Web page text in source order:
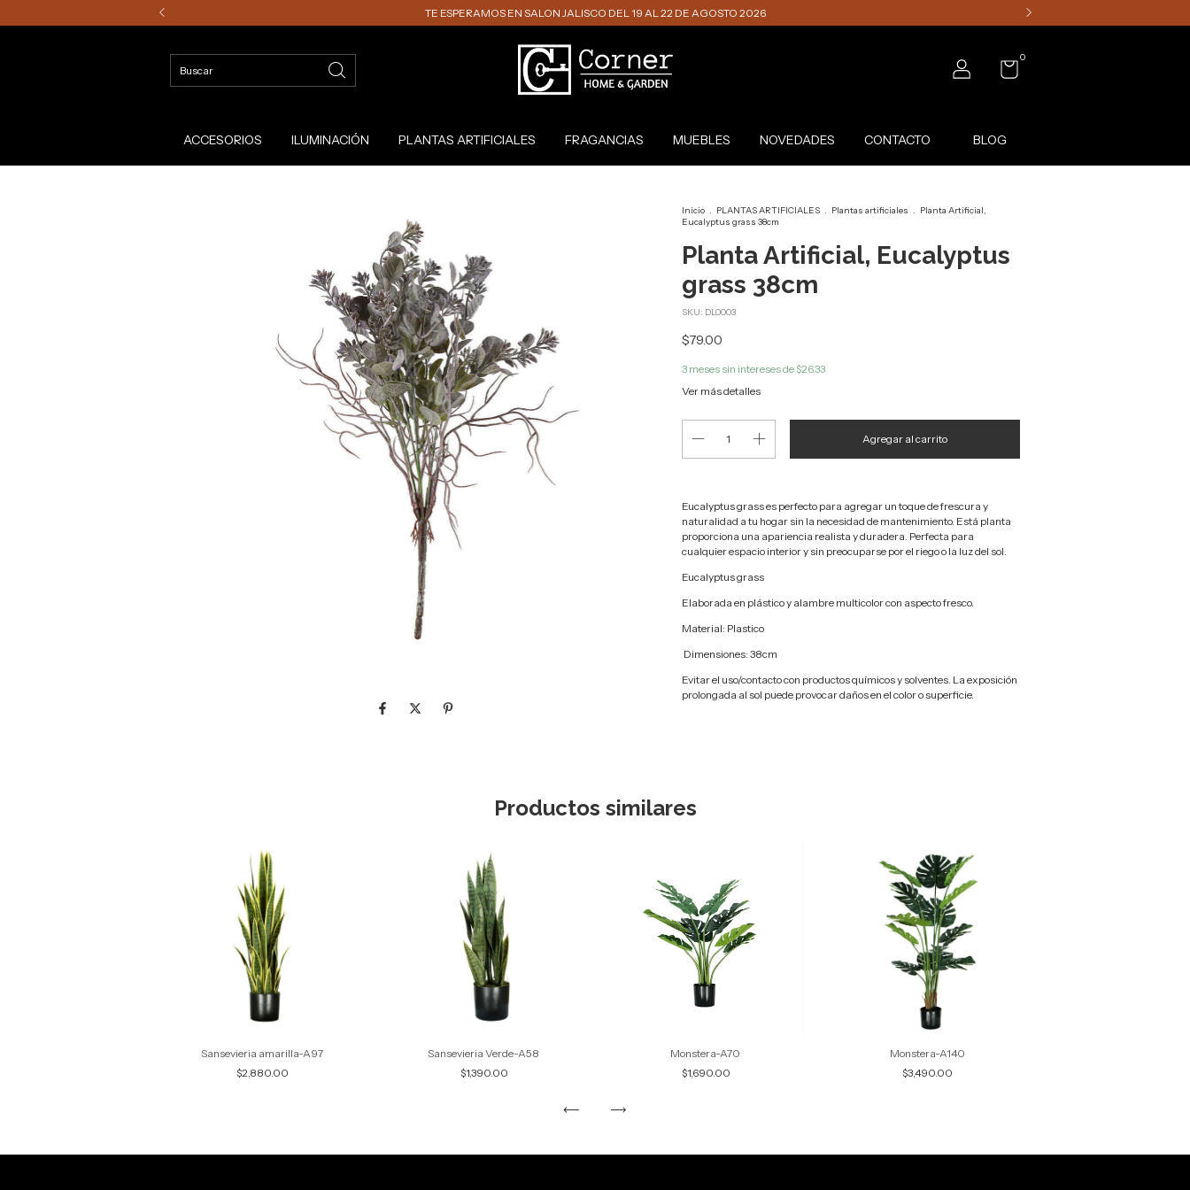
TE ESPERAMOS EN SALON JALISCO DEL 19 AL 22 DE AGOSTO 2026
0
ACCESORIOS ILUMINACIÓN PLANTAS ARTIFICIALES FRAGANCIAS MUEBLES NOVEDADES CONTACTO BLOG
Inicio . PLANTAS ARTIFICIALES . Plantas artificiales . Planta Artificial,
Eucalyptus grass 38cm
Planta Artificial, Eucalyptus
grass 38cm
SKU: DL0003
$79.00
3 meses sin intereses de $26.33
Ver más detalles
Eucalyptus grasses perfecto para agregar un toque de frescura y
naturalidad a tu hogar sin la necesidad de mantenimiento. Está planta
proporciona una apariencia realista y duradera. Perfecta para
cualquier espacio interior y sin preocuparse por el riego o la luz del sol.
Eucalyptus grass
Elaborada en plástico y alambre multicolor con aspecto fresco.
Material: Plastico
Dimensiones: 38cm
Evitar el uso/contacto con productos químicos y solventes. La exposición
prolongada al sol puede provocar daños en el color o superficie.
Productos similares
Sansevieria amarilla-A97
$2,880.00
Sansevieria Verde-A58
$1,390.00
Monstera-A70
$1,690.00
Monstera-A140
$3,490.00